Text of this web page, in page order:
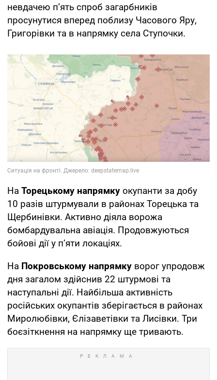
невдачею п’ять спроб загарбників
просунутися вперед поблизу Часового Яру,
Григорівки та в напрямку села Ступочки.
На Торецькому напрямку окупанти за добу
10 разів штурмували в районах Торецька та
Щербинівки. Активно діяла ворожа
бомбардувальна авіація. Продовжуються
бойові дії у п’яти локаціях.
На Покровському напрямку ворог упродовж
дня загалом здійснив 22 штурмові та
наступальні дії. Найбільша активність
російських окупантів зберігається в районах
Миролюбівки, Єлізаветівки та Лисівки. Три
боєзіткнення на напрямку ще тривають.